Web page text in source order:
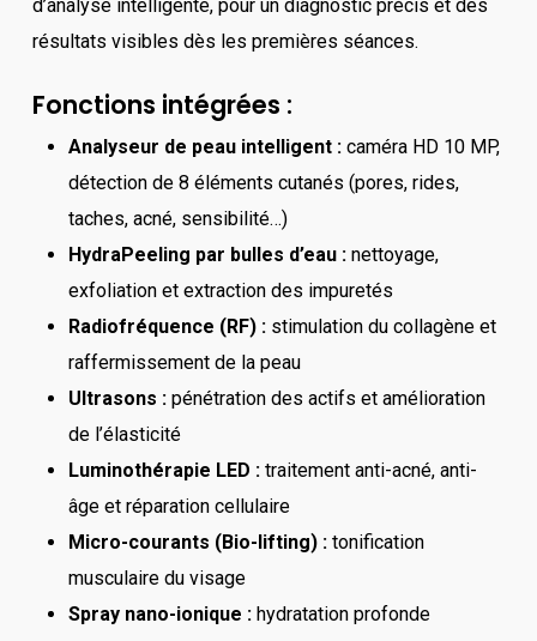
d’analyse intelligente, pour un diagnostic précis et des
résultats visibles dès les premières séances.
Fonctions intégrées :
Analyseur de peau intelligent :caméra HD 10 MP,
détection de 8 éléments cutanés (pores, rides,
taches, acné, sensibilité…)
HydraPeeling par bulles d’eau :nettoyage,
exfoliation et extraction des impuretés
Radiofréquence (RF) :stimulation du collagène et
raffermissement de la peau
Ultrasons :pénétration des actifs et amélioration
de l’élasticité
Luminothérapie LED :traitement anti-acné, anti-
âge et réparation cellulaire
Micro-courants (Bio-lifting) :tonification
musculaire du visage
Spray nano-ionique :hydratation profonde